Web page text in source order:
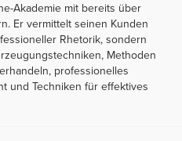
Akademie mit bereits über
Er vermittelt seinen Kunden
Rhetorik, sondern
Methoden
professionelles
und Techniken für effektives